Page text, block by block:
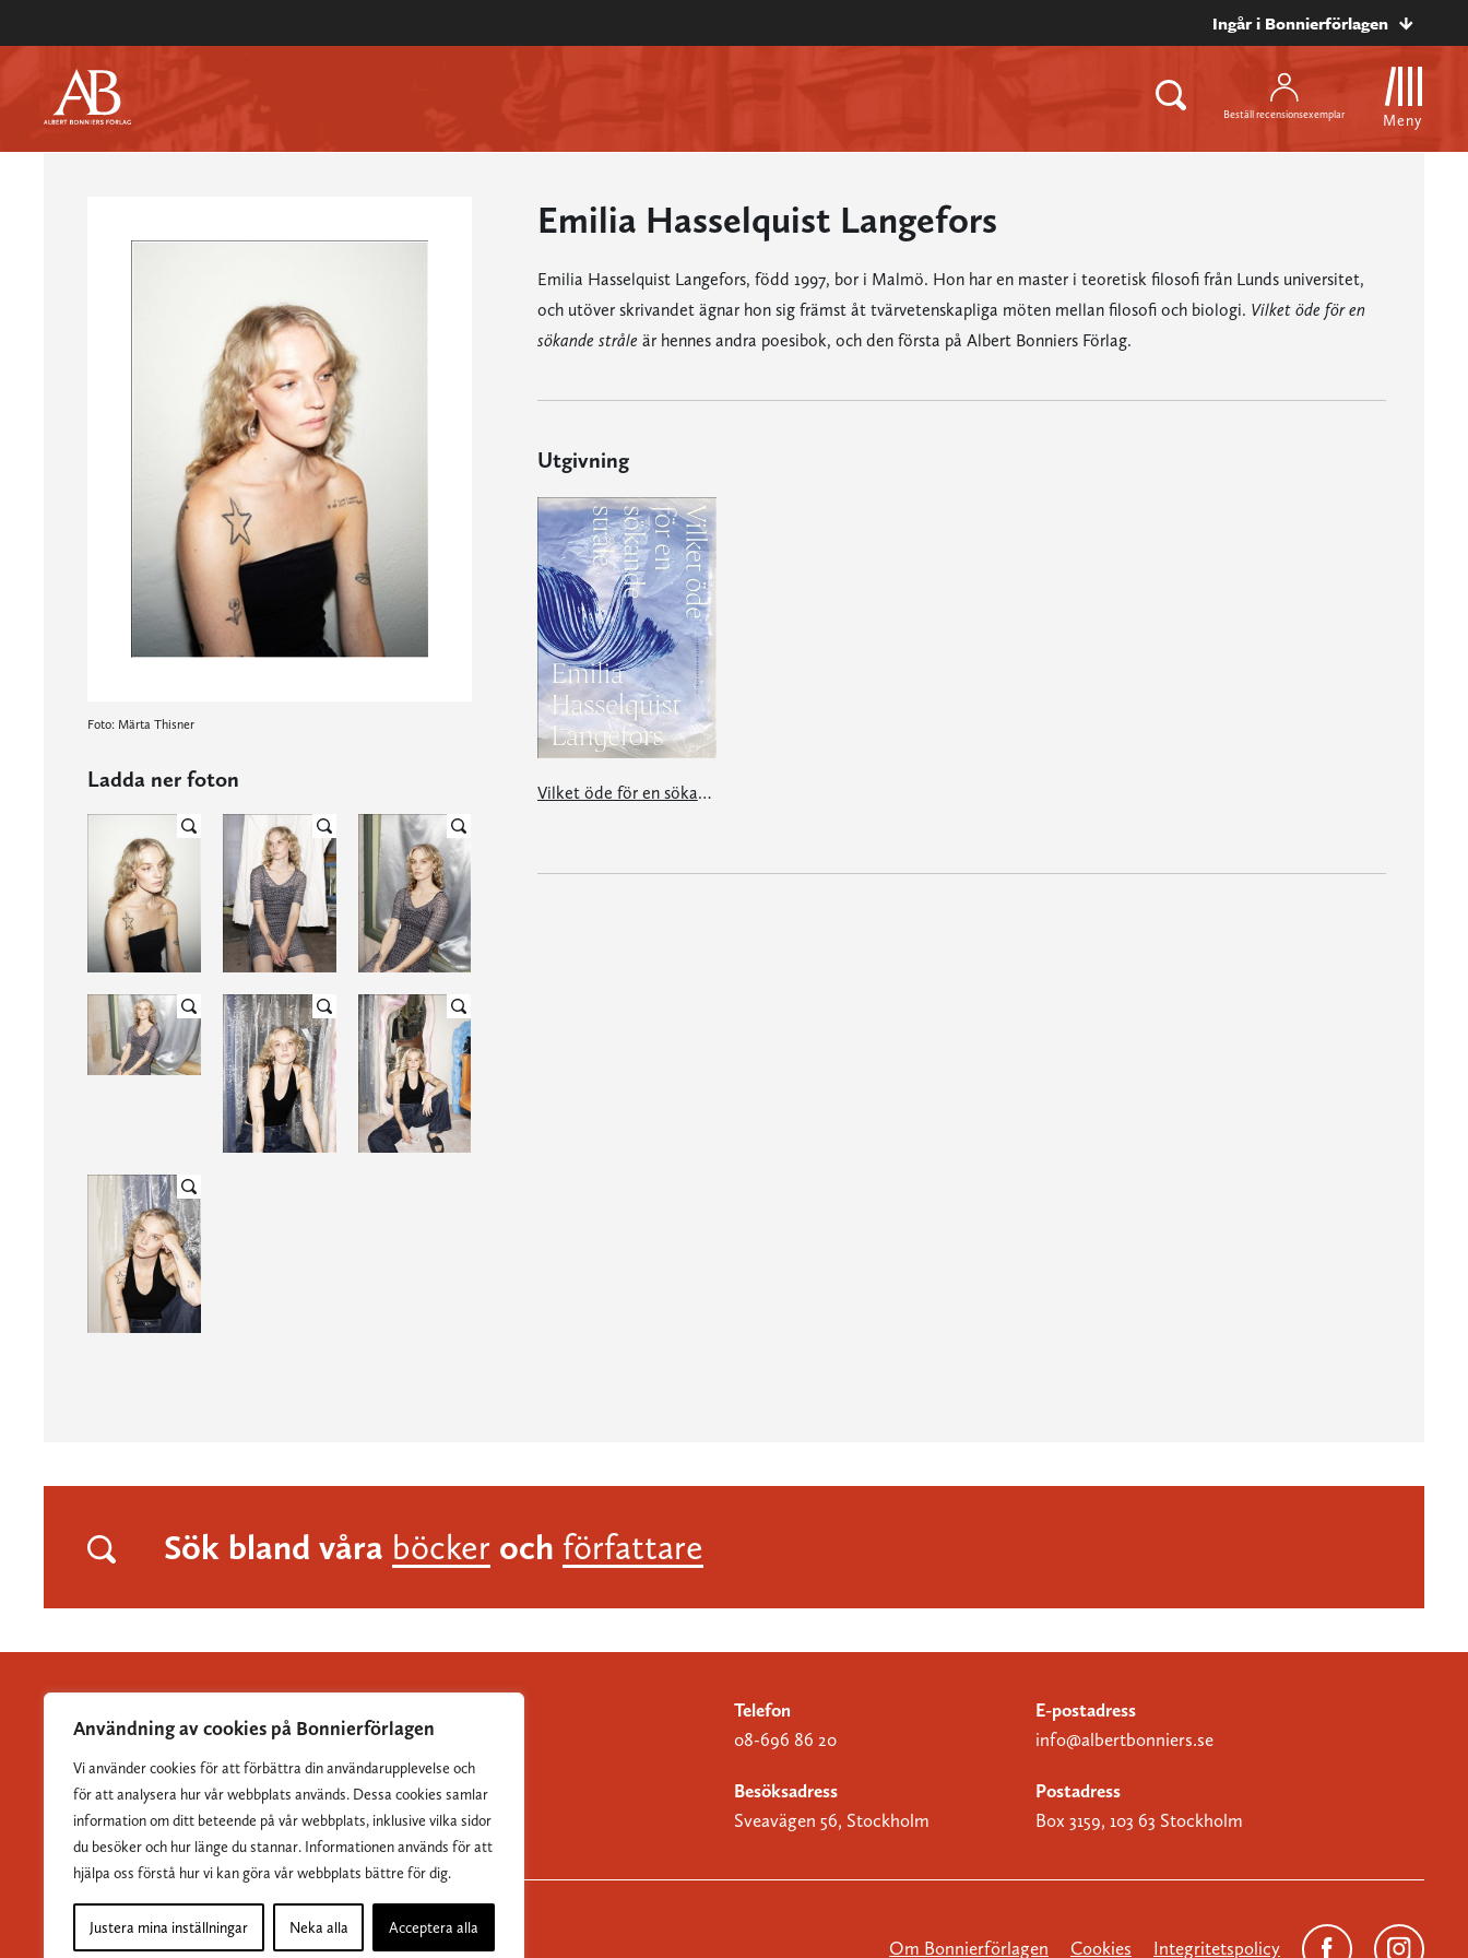
Användning av cookies på Bonnierförlagen
Vi använder cookies för att förbättra din användarupplevelse och
för att analysera hur vår webbplats används. Dessa cookies samlar
information om ditt beteende på vår webbplats, inklusive vilka sidor
du besöker och hur länge du stannar. Informationen används för att
hjälpa oss förstå hur vi kan göra vår webbplats bättre för dig.
Justera mina inställningar Neka alla Acceptera alla
Ingår i Bonnierförlagen
Beställ recensionsexemplar Meny
Foto: Märta Thisner
Ladda ner foton
Emilia Hasselquist Langefors
Emilia Hasselquist Langefors, född 1997, bor i Malmö. Hon har en master i teoretisk filosofi från Lunds universitet,
och utöver skrivandet ägnar hon sig främst åt tvärvetenskapliga möten mellan filosofi och biologi. Vilket öde för en
sökande stråleär hennes andra poesibok, och den första på Albert Bonniers Förlag.
Utgivning
Vilket öde för en sökande stråle
Sök bland våra böcker och författare
Albert Bonniers Förlag grundades 1837 och är Sveriges
största skönlitterära förlag.
Telefon
08-696 86 20
E-postadress
info@albertbonniers.se
Besöksadress
Sveavägen 56, Stockholm
Postadress
Box 3159, 103 63 Stockholm
Om Bonnierförlagen Cookies Integritetspolicy